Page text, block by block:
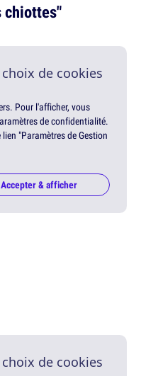
chiottes"
de cookies
Pour l'afficher, vous
de confidentialité.
"Paramètres de Gestion
Accepter & afficher
de cookies